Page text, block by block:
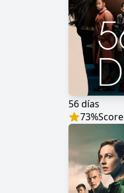
56 días
73%Score